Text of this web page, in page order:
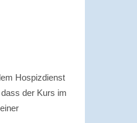
Hospizdienst
der Kurs im